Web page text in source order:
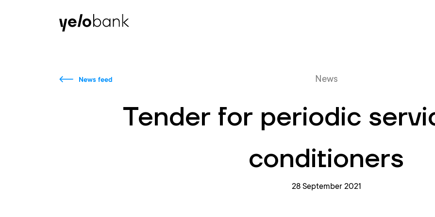
News feed News
Tender for periodic
conditioners
28 September 2021